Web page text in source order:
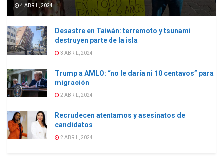
4 ABRIL, 2024
Desastre en Taiwán: terremoto y tsunami
destruyen parte de la isla
3 ABRIL, 2024
Trump a AMLO: “no le daría ni 10 centavos” para
migración
2 ABRIL, 2024
Recrudecen atentamos y asesinatos de
candidatos
2 ABRIL, 2024